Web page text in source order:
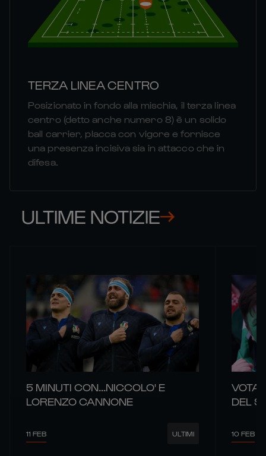
TERZA LINEA CENTRO
Posizionato in fondo alla mischia, il terza linea
centro (detto anche numero 8) è un solido
ball carrier, placca con vigore e fornisce
una presenza incisiva sia in attacco che in
difesa.
ULTIME NOTIZIE
5 MINUTI CON...NICCOLO' E
LORENZO CANNONE
11 FEB ULTIMI
VOTA
DEL
10 FEB